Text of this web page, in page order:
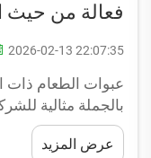
فعالة من حيث
2026-02-13 22:07:35
بالجملة مثالية
العلب من البلاستيك
يسهل فتحه. وهي
عرض المزيد